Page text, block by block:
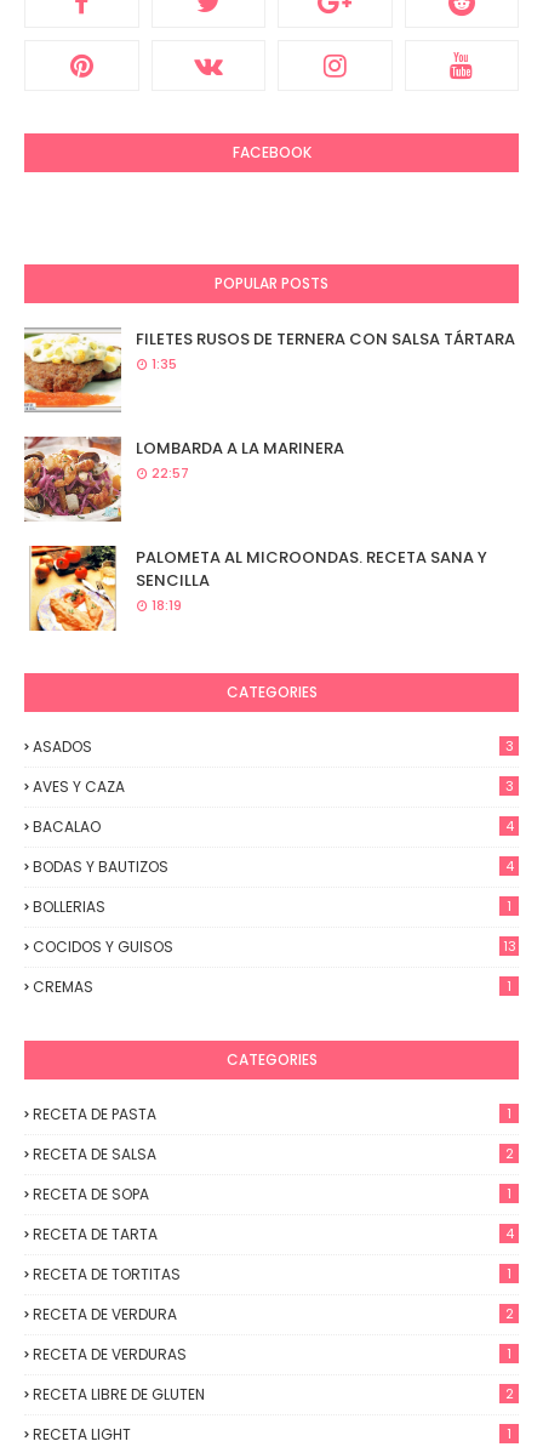
FACEBOOK
POPULAR POSTS
FILETES RUSOS DE TERNERA CON SALSA TÁRTARA
1:35
LOMBARDA A LA MARINERA
22:57
PALOMETA AL MICROONDAS. RECETA SANA Y
SENCILLA
18:19
CATEGORIES
ASADOS 3
AVES Y CAZA 3
BACALAO 4
BODAS Y BAUTIZOS 4
BOLLERIAS 1
COCIDOS Y GUISOS 13
CREMAS 1
CATEGORIES
RECETA DE PASTA 1
RECETA DE SALSA 2
RECETA DE SOPA 1
RECETA DE TARTA 4
RECETA DE TORTITAS 1
RECETA DE VERDURA 2
RECETA DE VERDURAS 1
RECETA LIBRE DE GLUTEN 2
RECETA LIGHT 1